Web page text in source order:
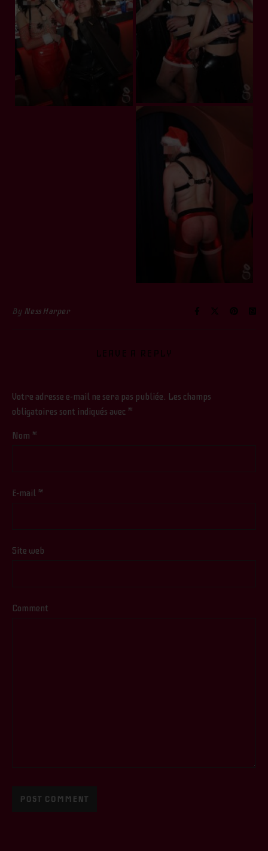
By Ness Harper
LEAVE A REPLY
Votre adresse e-mail ne sera pas publiée. Les champs
obligatoires sont indiqués avec *
Nom *
E-mail *
Site web
Comment